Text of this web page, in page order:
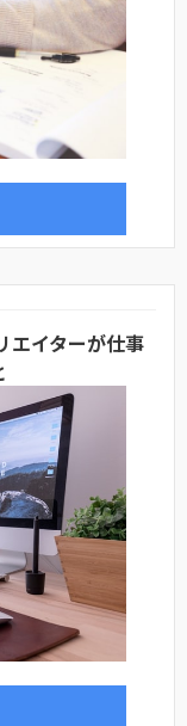
エイターが仕事